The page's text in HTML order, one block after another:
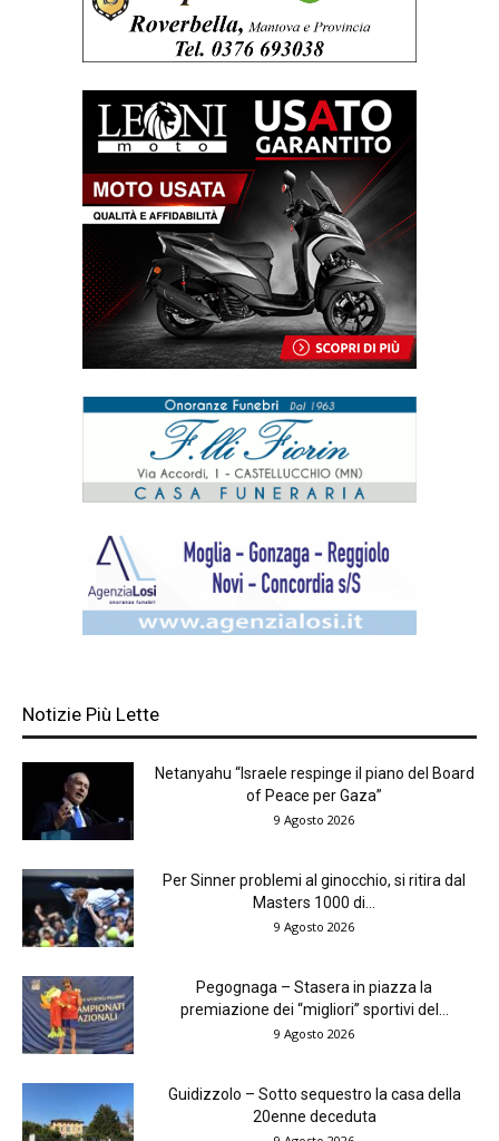
Notizie Più Lette
Netanyahu “Israele respinge il piano del Board
of Peace per Gaza”
9 Agosto 2026
Per Sinner problemi al ginocchio, si ritira dal
Masters 1000 di...
9 Agosto 2026
Pegognaga – Stasera in piazza la
premiazione dei “migliori” sportivi del...
9 Agosto 2026
Guidizzolo – Sotto sequestro la casa della
20enne deceduta